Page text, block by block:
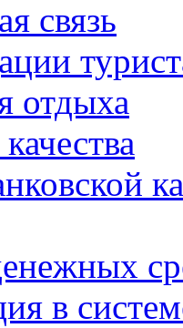
связь
отдыха
в